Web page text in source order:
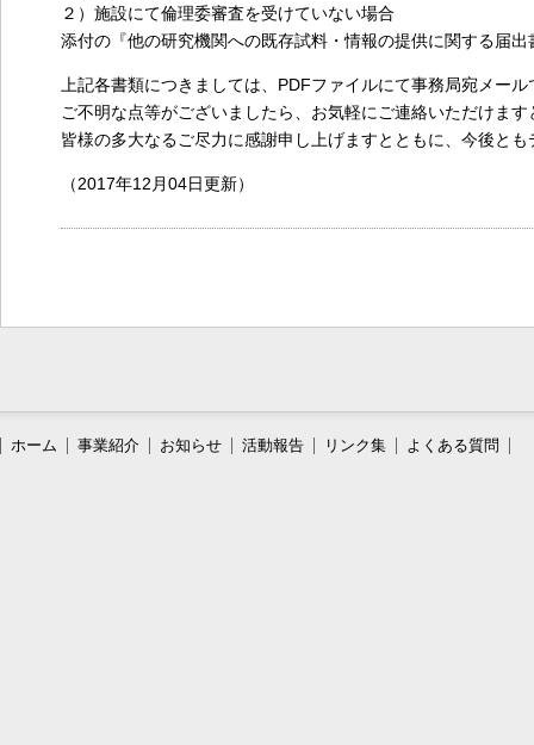
２）施設にて倫理委審査を受けていない場合
添付の『他の研究機関への既存試料・情報の提供に関する届
上記各書類につきましては、PDFファイルにて事務局宛メー
ご不明な点等がございましたら、お気軽にご連絡いただけます
皆様の多大なるご尽力に感謝申し上げますとともに、今後と
（2017年12月04日更新）
ホーム 事業紹介 お知らせ 活動報告 リンク集 よくある質問